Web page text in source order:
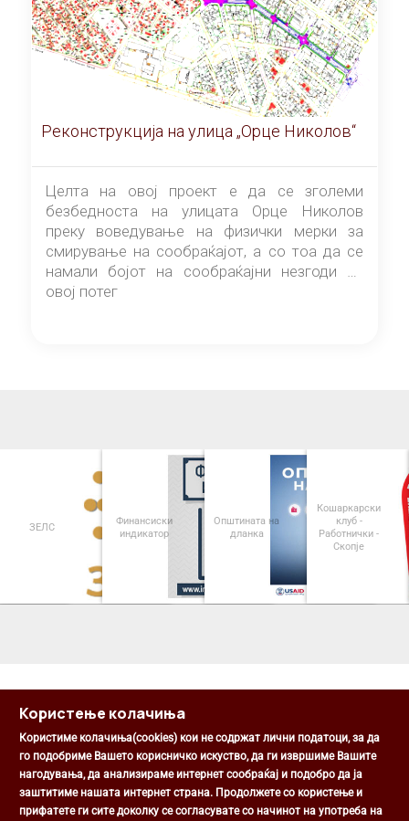
Реконструкција на улица „Орце Николов“
Целта на овој проект е да се зголеми
безбедноста на улицата Орце Николов
преку воведување на физички мерки за
смирување на сообраќајот, а со тоа да се
намали бојот на сообраќајни незгоди на
овој потег
ЗЕЛС
Финансиски
индикатор
Општината на
дланка
Кошаркарски
клуб -
Работнички -
Скопје
Општина Центар
Михаил Цоков бр. 1, Скопје
Користење колачиња
Користиме колачиња(cookies) кои не содржат лични податоци, за да
го подобриме Вашето корисничко искуство, да ги извршиме Вашите
нагодувања, да анализираме интернет сообраќај и подобро да ја
заштитиме нашата интернет страна. Продолжете со користење и
прифатете ги сите доколку се согласувате со начинот на употреба на